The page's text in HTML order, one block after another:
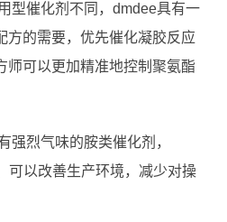
型催化剂不同，dmdee具有一
方的需要，优先催化凝胶反应
师可以更加精准地控制聚氨酯
强烈气味的胺类催化剂，
可以改善生产环境，减少对操